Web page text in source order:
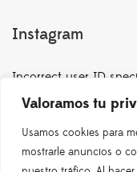
Valoramos tu
Usamos cookies para
mostrarle anuncios o
Instagram
Incorrect user ID